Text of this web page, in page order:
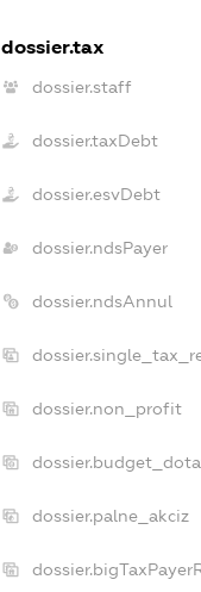
dossier.tax
dossier.staff
dossier.taxDebt
dossier.esvDebt
dossier.ndsPayer
dossier.ndsAnnul
dossier.non_profit
dossier.palne_akciz